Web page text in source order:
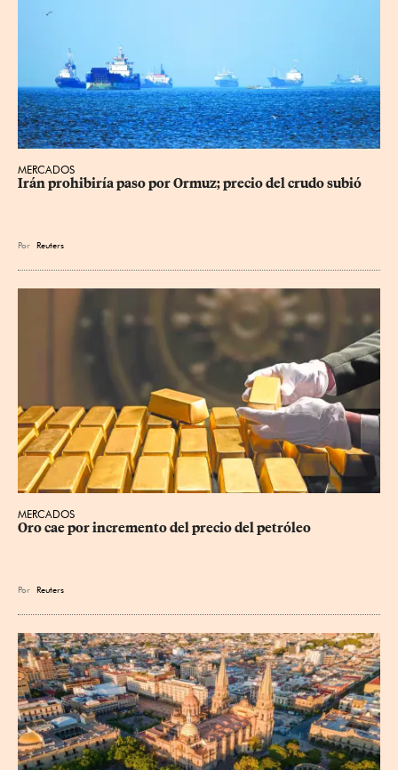
MERCADOS
Irán prohibiría paso por Ormuz; precio del crudo subió
Por Reuters
MERCADOS
Oro cae por incremento del precio del petróleo
Por Reuters